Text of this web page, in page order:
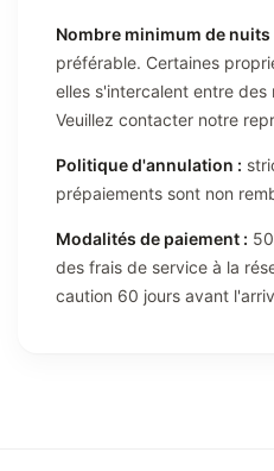
Nombre minimum de nuits
préférable. Certaines
elles s'intercalent entre des
Veuillez contacter notre
Politique d'annulation :
prépaiements sont non
Modalités de paiement :
des frais de service à la
caution 60 jours avant